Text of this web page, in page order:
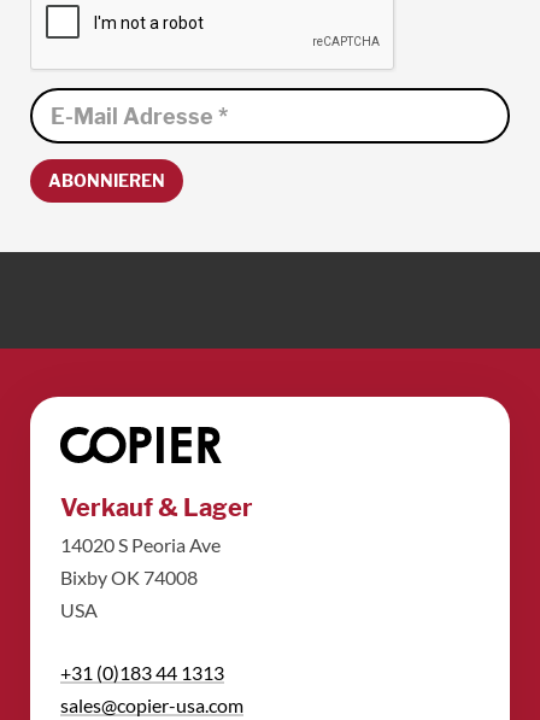
ABONNIEREN
Verkauf & Lager
14020 S Peoria Ave
Bixby OK 74008
USA
+31 (0)183 44 1313
sales@copier-usa.com